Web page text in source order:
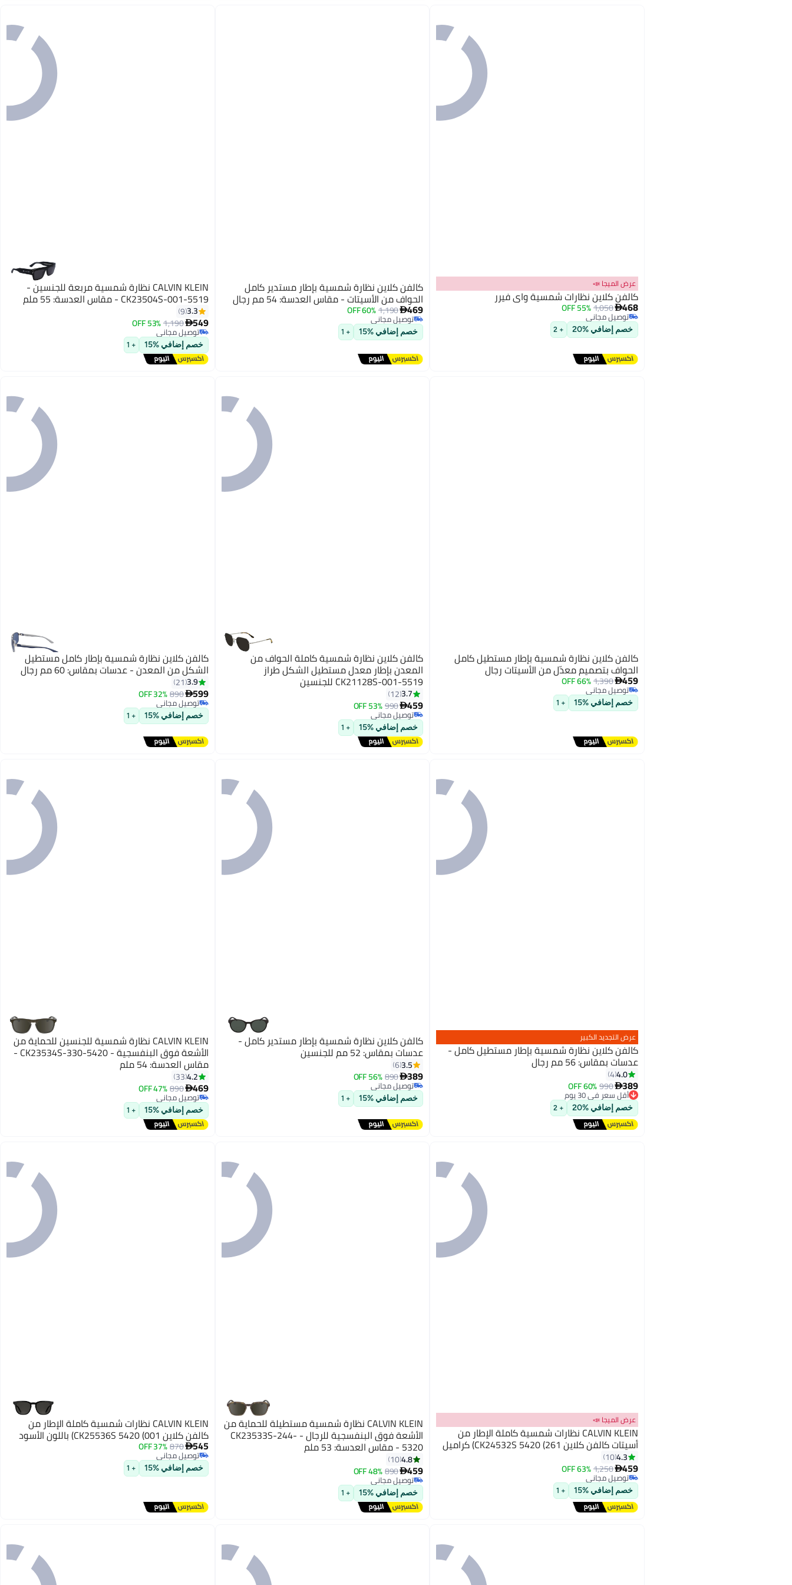
عرض الميجا 📣
كالفن كلاين نظارات شمسية واي فيرر
468
1,050
55% OFF
توصيل مجاني
توصيل مجاني
خصم إضافي %20 + 2
كالفن كلاين نظارة شمسية بإطار مستدير كامل
الحواف من الأسيتات - مقاس العدسة: 54 مم رجال
469
1,190
60% OFF
توصيل مجاني
توصيل مجاني
خصم إضافي %15 + 1
CALVIN KLEIN نظارة شمسية مربعة للجنسين -
CK23504S-001-5519 - مقاس العدسة: 55 ملم
3.3
9
549
1,190
53% OFF
توصيل مجاني
توصيل مجاني
خصم إضافي %15 + 1
كالفن كلاين نظارة شمسية بإطار مستطيل كامل
الحواف بتصميم معدّل من الأسيتات رجال
459
1,390
66% OFF
توصيل مجاني
توصيل مجاني
خصم إضافي %15 + 1
كالفن كلاين نظارة شمسية كاملة الحواف من
المعدن بإطار معدل مستطيل الشكل طراز
CK21128S-001-5519 للجنسين
3.7
12
459
990
53% OFF
توصيل مجاني
توصيل مجاني
خصم إضافي %15 + 1
كالفن كلاين نظارة شمسية بإطار كامل مستطيل
الشكل من المعدن - عدسات بمقاس: 60 مم رجال
3.9
21
599
890
32% OFF
توصيل مجاني
توصيل مجاني
خصم إضافي %15 + 1
عرض التجديد الكبير
كالفن كلاين نظارة شمسية بإطار مستطيل كامل -
عدسات بمقاس: 56 مم رجال
4.0
4
389
990
60% OFF
أقل سعر في 30 يوم
توصيل مجاني
أقل سعر في 30 يوم
خصم إضافي %20 + 2
كالفن كلاين نظارة شمسية بإطار مستدير كامل -
عدسات بمقاس: 52 مم للجنسين
3.5
6
389
890
56% OFF
توصيل مجاني
توصيل مجاني
خصم إضافي %15 + 1
CALVIN KLEIN نظارة شمسية للجنسين للحماية من
الأشعة فوق البنفسجية - CK23534S-330-5420 -
مقاس العدسة: 54 ملم
4.2
33
469
890
47% OFF
توصيل مجاني
بتخلّص بسرعة
توصيل مجاني
خصم إضافي %15 + 1
عرض الميجا 📣
CALVIN KLEIN نظارات شمسية كاملة الإطار من
أسيتات كالفن كلاين CK24532S 5420 (261) كراميل
4.3
10
459
1,250
63% OFF
توصيل مجاني
توصيل مجاني
خصم إضافي %15 + 1
CALVIN KLEIN نظارة شمسية مستطيلة للحماية من
الأشعة فوق البنفسجية للرجال - CK23533S-244-
5320 - مقاس العدسة: 53 ملم
4.8
10
459
890
48% OFF
توصيل مجاني
توصيل مجاني
خصم إضافي %15 + 1
CALVIN KLEIN نظارات شمسية كاملة الإطار من
كالفن كلاين CK25536S 5420 (001) باللون الأسود
545
870
37% OFF
توصيل مجاني
توصيل مجاني
خصم إضافي %15 + 1